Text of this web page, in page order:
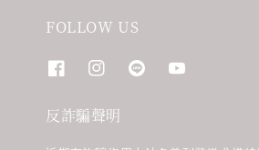
FOLLOW US
反詐騙聲明